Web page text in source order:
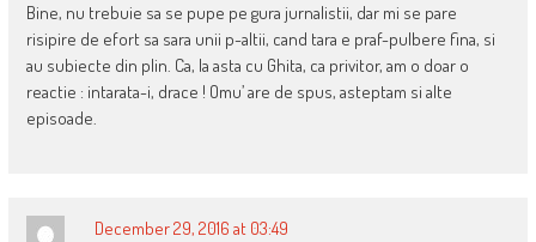
Bine, nu trebuie sa se pupe pe gura jurnalistii, dar mi se pare
risipire de efort sa sara unii p-altii, cand tara e praf-pulbere fina, si
au subiecte din plin. Ca, la asta cu Ghita, ca privitor, am o doar o
reactie : intarata-i, drace ! Omu’ are de spus, asteptam si alte
episoade.
December 29, 2016 at 03:49